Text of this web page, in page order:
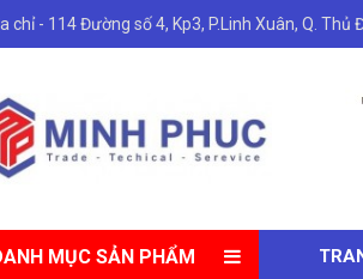
chỉ - 114 Đường số 4, Kp3, P.Linh Xuân, Q. Thủ
MỤC SẢN PHẨM